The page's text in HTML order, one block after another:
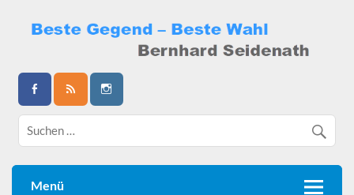
content
Bernhard Seidenath
Menü